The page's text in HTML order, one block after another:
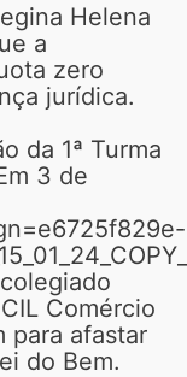
Helena
a
zero
jurídica.
da 1ª Turma
3 de
Comércio
para afastar
do Bem.